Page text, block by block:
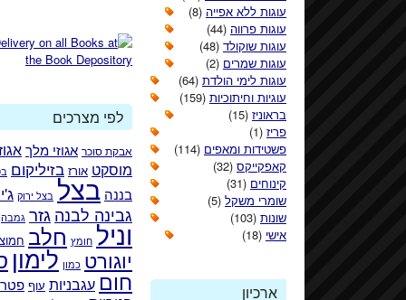
לפי מצרכים
אבקת סוכר אגוזי מלך
מוסקט אורז בזיליקום
בננה בצל בצל ירוק
גבינה לבנהגזר גמבה וניל חומץ חלב
יוגורט כמון לימון
חוםעגבניות עוף
עוגות ללא אפייה (8)
עוגות פרווה (44)
עוגות שוקולד (48)
עוגות שמרים (2)
עוגות לימי הולדת (64)
עוגיות וחיתוכיות (159)
בראוניז (15)
פריז (1)
פשטידות ומאפים (114)
קאפקייקס (32)
קינוחים (31)
שומרי משקל (5)
שונות (103)
אישי (18)
ארכיון